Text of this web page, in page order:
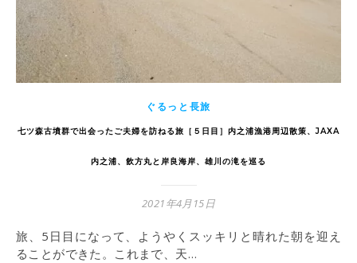
ぐるっと長旅
七ツ森古墳群で出会ったご夫婦を訪ねる旅［５日目］内之浦漁港周辺散策、JAXA
内之浦、飲方丸と岸良海岸、雄川の滝を巡る
2021年4月15日
旅、5日目になって、ようやくスッキリと晴れた朝を迎え
ることができた。これまで、天…